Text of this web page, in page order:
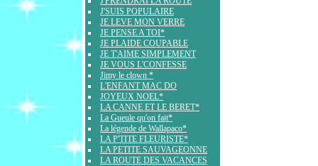
J'SUIS POPULAIRE
JE LEVE MON VERRE
JE PENSE A TOI*
JE PLAIDE COUPABLE
JE T'AIME SIMPLEMENT
JE VOUS L'CONFESSE
Jimy le clown *
L'ENFANT MAC DO
JOYEUX NOEL*
LA CANNE ET LE BERET*
La Gueule qu'on fait*
La légende de Wallapaco*
LA P'TITE FLEURISTE*
LA PETITE SAUVAGEONNE
LA ROUTE DES VACANCES